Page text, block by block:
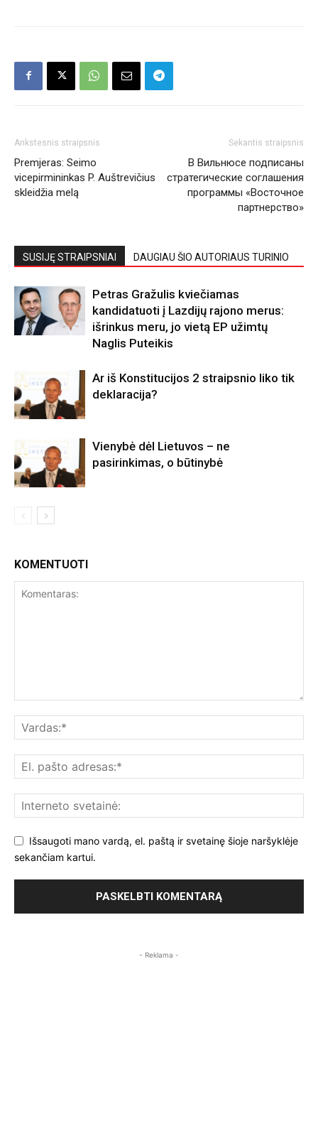
Ankstesnis straipsnis
Premjeras: Seimo
vicepirmininkas P. Auštrevičius
skleidžia melą
Sekantis straipsnis
В Вильнюсе подписаны
стратегические соглашения
программы «Восточное
партнерство»
SUSIJĘ STRAIPSNIAI DAUGIAU ŠIO AUTORIAUS TURINIO
Petras Gražulis kviečiamas
kandidatuoti į Lazdijų rajono merus:
išrinkus meru, jo vietą EP užimtų
Naglis Puteikis
Ar iš Konstitucijos 2 straipsnio liko tik
deklaracija?
Vienybė dėl Lietuvos – ne
pasirinkimas, o būtinybė
KOMENTUOTI
Išsaugoti mano vardą, el. paštą ir svetainę šioje naršyklėje
sekančiam kartui.
- Reklama -